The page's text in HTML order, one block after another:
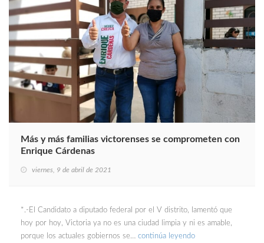
Más y más familias victorenses se comprometen con
Enrique Cárdenas
viernes, 9 de abril de 2021
*.-El Candidato a diputado federal por el V distrito, lamentó que
hoy por hoy, Victoria ya no es una ciudad limpia y ni es amable,
porque los actuales gobiernos se… continúa leyendo